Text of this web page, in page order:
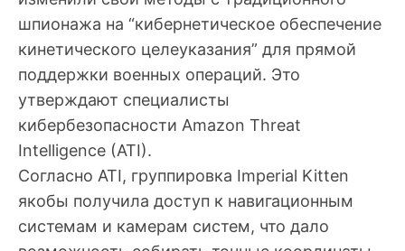
шпионажа на “кибернетическое обеспечение
кинетического целеуказания” для прямой
поддержки военных операций. Это
утверждают специалисты
кибербезопасности Amazon Threat
Intelligence (ATI).
Согласно ATI, группировка Imperial Kitten
якобы получила доступ к навигационным
системам и камерам систем, что дало